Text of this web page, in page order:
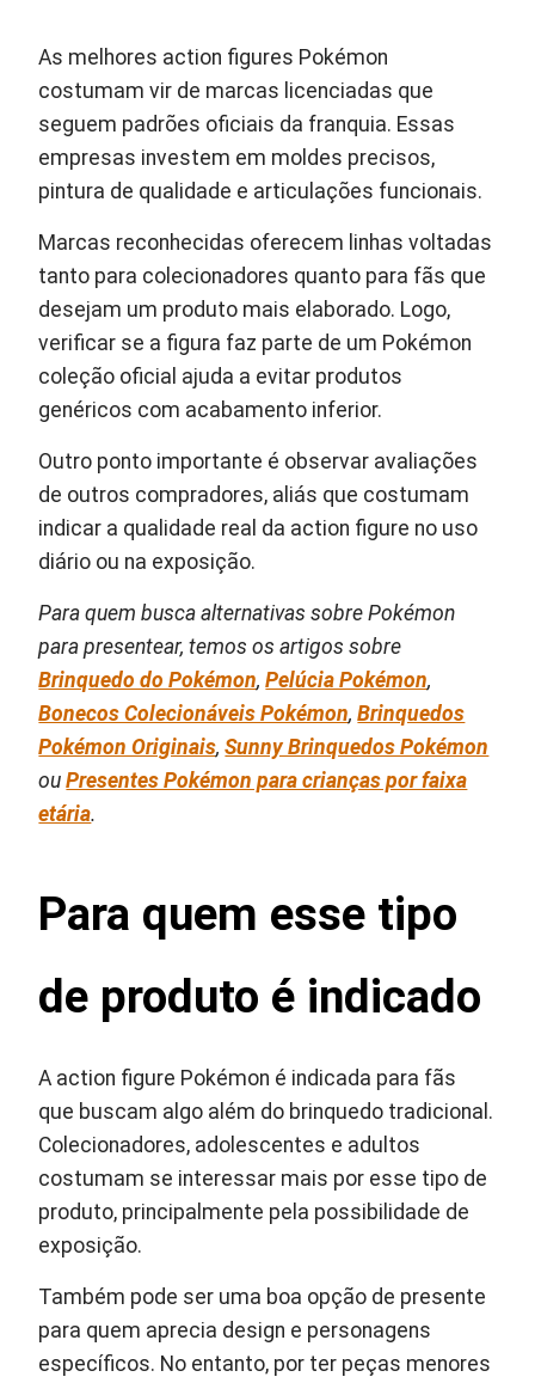
As melhores action figures Pokémon
costumam vir de marcas licenciadas que
seguem padrões oficiais da franquia. Essas
empresas investem em moldes precisos,
pintura de qualidade e articulações funcionais.
Marcas reconhecidas oferecem linhas voltadas
tanto para colecionadores quanto para fãs que
desejam um produto mais elaborado. Logo,
verificar se a figura faz parte de um Pokémon
coleção oficial ajuda a evitar produtos
genéricos com acabamento inferior.
Outro ponto importante é observar avaliações
de outros compradores, aliás que costumam
indicar a qualidade real da action figure no uso
diário ou na exposição.
Para quem busca alternativas sobre Pokémon
para presentear, temos os artigos sobre
Brinquedo do Pokémon,Pelúcia Pokémon,
Bonecos Colecionáveis Pokémon,Brinquedos
Pokémon Originais,Sunny Brinquedos Pokémon
ouPresentes Pokémon para crianças por faixa
etária.
Para quem esse tipo
de produto é indicado
A action figure Pokémon é indicada para fãs
que buscam algo além do brinquedo tradicional.
Colecionadores, adolescentes e adultos
costumam se interessar mais por esse tipo de
produto, principalmente pela possibilidade de
exposição.
Também pode ser uma boa opção de presente
para quem aprecia design e personagens
específicos. No entanto, por ter peças menores